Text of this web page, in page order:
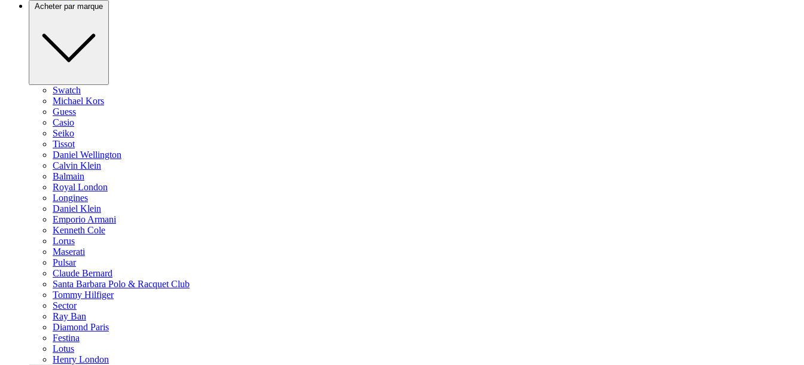
Acheter par marque
Swatch
Michael Kors
Guess
Casio
Seiko
Tissot
Daniel Wellington
Calvin Klein
Balmain
Royal London
Longines
Daniel Klein
Emporio Armani
Kenneth Cole
Lorus
Maserati
Pulsar
Claude Bernard
Santa Barbara Polo & Racquet Club
Tommy Hilfiger
Sector
Ray Ban
Diamond Paris
Festina
Lotus
Henry London